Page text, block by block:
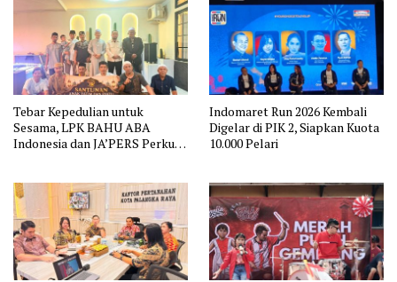
Tebar Kepedulian untuk
Sesama, LPK BAHU ABA
Indonesia dan JA’PERS Perkuat
Indomaret Run 2026 Kembali
Digelar di PIK 2, Siapkan Kuota
10.000 Pelari